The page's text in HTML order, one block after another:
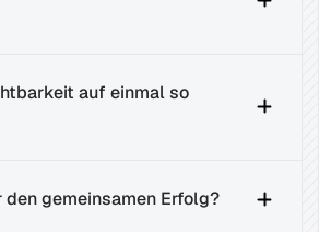
auf einmal so
den gemeinsamen Erfolg?